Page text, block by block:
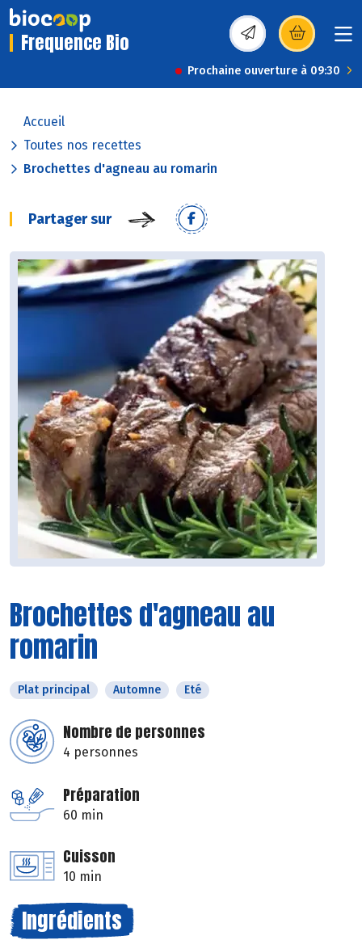
Frequence Bio (s’ouvre dans une
Prochaine ouverture à 09:30
Accueil
Toutes nos recettes
Brochettes d'agneau au romarin
Partager sur
Brochettes d'agneau au
romarin
Plat principal Automne Eté
Nombre de personnes
4 personnes
Préparation
60 min
Cuisson
10 min
Ingrédients